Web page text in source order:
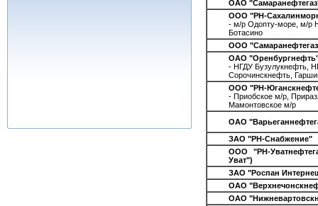
ОАО
ООО "РН-
- м/р Одопту-море, м/р
Ботасино
ООО
ОАО
- НГДУ Бузулукнефть,
Сорочинскнефть,
ООО "РН-
- Приобское м/р,
Мамонтовское м/р
ОАО
ЗАО "РН-Снабжение"
ООО "РН-
Уват")
ЗАО "Роспан
ОАО
ОАО